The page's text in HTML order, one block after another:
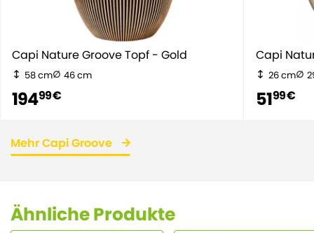
Capi Nature Groove Topf - Gold
58 cm 46 cm
19499 €
Capi
26 cm
5199 €
Mehr Capi Groove
Ähnliche Produkte